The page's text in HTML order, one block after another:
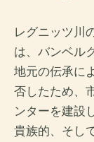
レグニッツ川
は、バンベル
地元の伝承に
否したため、
ンターを建設
貴族的、そし